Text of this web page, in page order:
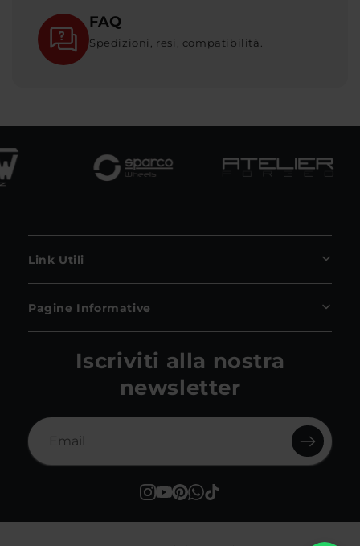
FAQ
Spedizioni, resi, compatibilità.
Link Utili
Pagine Informative
Iscriviti alla nostra
newsletter